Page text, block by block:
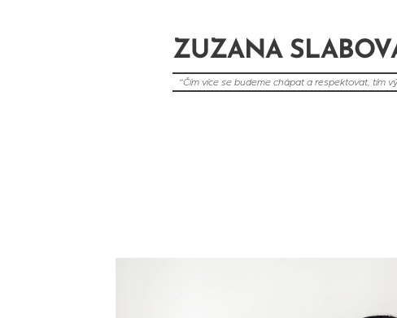
ZUZANA
"Čím více se budeme chápat a respektovat, tím